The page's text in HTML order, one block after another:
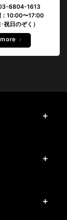
6804-1613
：10:00〜17:00
･祝日のぞく）
more